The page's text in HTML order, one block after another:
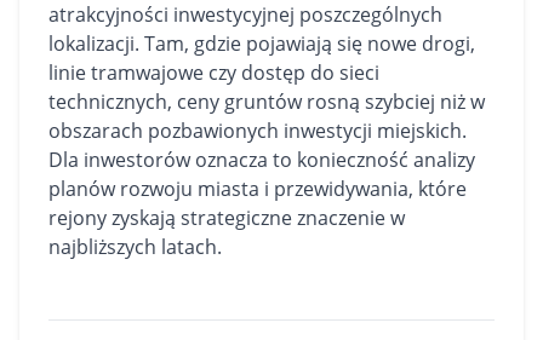
atrakcyjności inwestycyjnej poszczególnych
lokalizacji. Tam, gdzie pojawiają się nowe drogi,
linie tramwajowe czy dostęp do sieci
technicznych, ceny gruntów rosną szybciej niż w
obszarach pozbawionych inwestycji miejskich.
Dla inwestorów oznacza to konieczność analizy
planów rozwoju miasta i przewidywania, które
rejony zyskają strategiczne znaczenie w
najbliższych latach.